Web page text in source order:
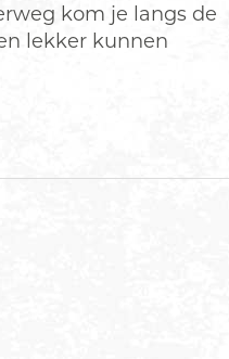
kom je langs de
lekker kunnen